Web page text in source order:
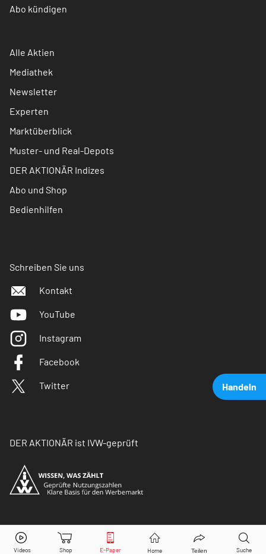
Handeln
CommerzbankAktie jetzt handeln?
Abo kündigen
Alle Aktien
Mediathek
Newsletter
Experten
Marktüberblick
Muster- und Real-Depots
DER AKTIONÄR Indizes
Abo und Shop
Bedienhilfen
Schreiben Sie uns
Kontakt
YouTube
Instagram
Facebook
Twitter
DER AKTIONÄR ist IVW-geprüft
© Copyright 2026 Börsenmedien AG. Alle Rechte